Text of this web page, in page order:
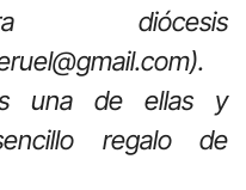
diócesis
una de ellas y
regalo de